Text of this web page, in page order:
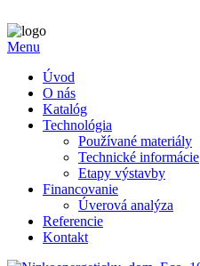
Menu
Úvod
O nás
Katalóg
Technológia
Používané materiály
Technické informácie
Etapy výstavby
Financovanie
Úverová analýza
Referencie
Kontakt